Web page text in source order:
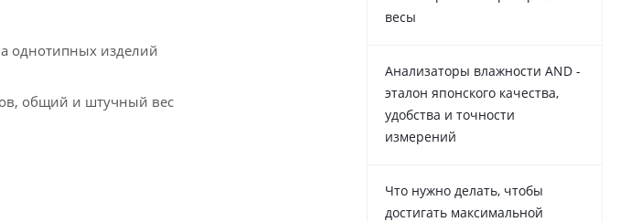
однотипных изделий
общий и штучный вес
весы
Анализаторы влажности AND -
эталон японского качества,
удобства и точности
измерений
Что нужно делать, чтобы
достигать максимальной